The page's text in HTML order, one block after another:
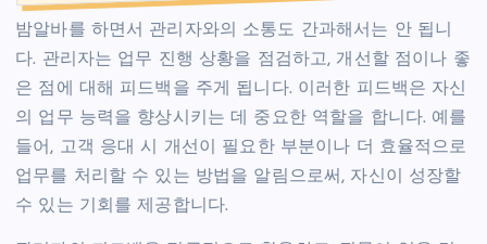
밤알바를 하면서 관리자와의 소통도 간과해서는 안 됩니
다. 관리자는 업무 진행 상황을 점검하고, 개선할 점이나 좋
은 점에 대해 피드백을 주게 됩니다. 이러한 피드백은 자신
의 업무 능력을 향상시키는 데 중요한 역할을 합니다. 예를
들어, 고객 응대 시 개선이 필요한 부분이나 더 효율적으로
업무를 처리할 수 있는 방법을 알림으로써, 자신이 성장할
수 있는 기회를 제공합니다.